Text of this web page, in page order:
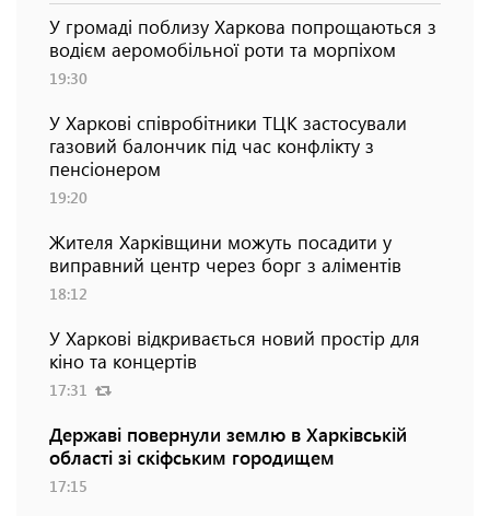
У громаді поблизу Харкова попрощаються з
водієм аеромобільної роти та морпіхом
19:30
У Харкові співробітники ТЦК застосували
газовий балончик під час конфлікту з
пенсіонером
19:20
Жителя Харківщини можуть посадити у
виправний центр через борг з аліментів
18:12
У Харкові відкривається новий простір для
кіно та концертів
17:31
Державі повернули землю в Харківській
області зі скіфським городищем
17:15